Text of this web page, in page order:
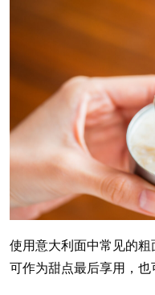
使用意大利面中常见的粗
可作为甜点最后享用，也